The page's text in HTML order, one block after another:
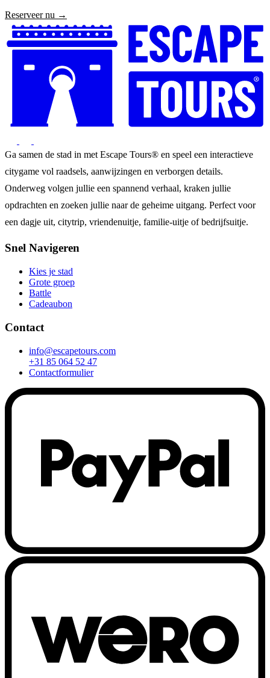
Reserveer nu →
Ga samen de stad in met Escape Tours® en speel een interactieve
citygame vol raadsels, aanwijzingen en verborgen details.
Onderweg volgen jullie een spannend verhaal, kraken jullie
opdrachten en zoeken jullie naar de geheime uitgang. Perfect voor
een dagje uit, citytrip, vriendenuitje, familie-uitje of bedrijfsuitje.
Snel Navigeren
Kies je stad
Grote groep
Battle
Cadeaubon
Contact
info@escapetours.com
+31 85 064 52 47
Contactformulier